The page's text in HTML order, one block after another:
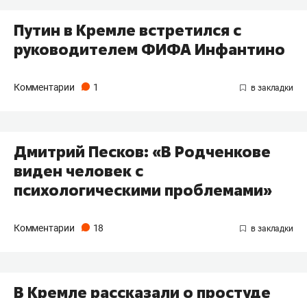
Путин в Кремле встретился с
руководителем ФИФА Инфантино
Комментарии 1
Дмитрий Песков: «В Родченкове
виден человек с
психологическими проблемами»
Комментарии 18
В Кремле рассказали о простуде